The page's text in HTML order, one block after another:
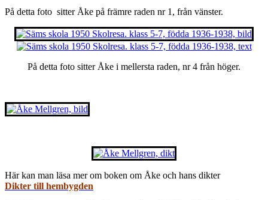
På detta foto sitter Åke på främre raden nr 1, från vänster.
På detta foto sitter Åke i mellersta raden, nr 4 från höger.
Här kan man läsa mer om boken om Åke och hans dikter
Dikter till hembygden